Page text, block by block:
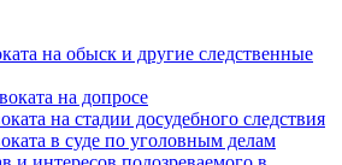
на обыск и другие следственные
на допросе
на стадии досудебного следствия
в суде по уголовным делам